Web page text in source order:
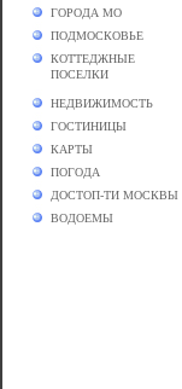
ГОРОДА МО
ПОДМОСКОВЬЕ
КОТТЕДЖНЫЕ
ПОСЕЛКИ
НЕДВИЖИМОСТЬ
ГОСТИНИЦЫ
КАРТЫ
ПОГОДА
ДОСТОП-ТИ МОСКВЫ
ВОДОЕМЫ